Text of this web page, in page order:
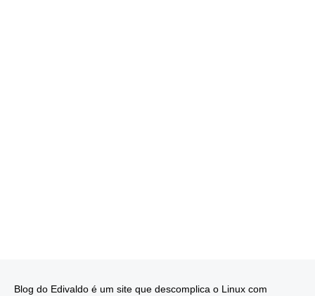
Blog do Edivaldo é um site que descomplica o Linux com